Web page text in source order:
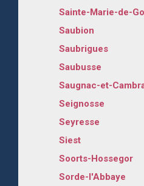
Sainte-Marie-de-
Saubion
Saubrigues
Saubusse
Saugnac-et-
Seignosse
Seyresse
Siest
Soorts-Hossegor
Sorde-l'Abbaye